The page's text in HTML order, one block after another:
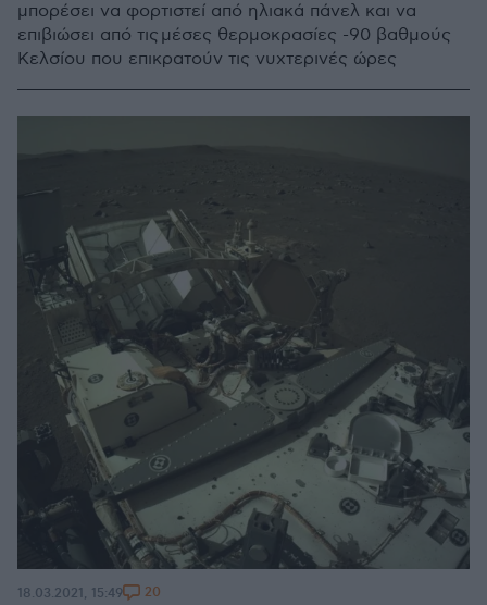
μπορέσει να φορτιστεί από ηλιακά πάνελ και να
επιβιώσει από τις μέσες θερμοκρασίες -90 βαθμούς
Kελσίου που επικρατούν τις νυχτερινές ώρες
18.03.2021, 15:49 20